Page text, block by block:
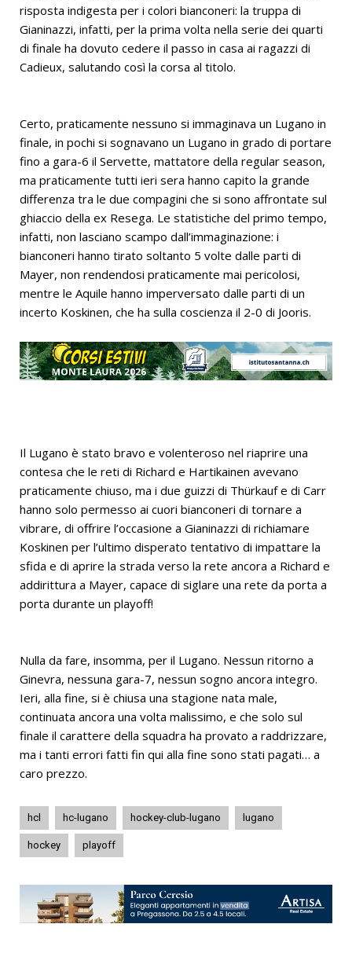
risposta indigesta per i colori bianconeri: la truppa di
Gianinazzi, infatti, per la prima volta nella serie dei quarti
di finale ha dovuto cedere il passo in casa ai ragazzi di
Cadieux, salutando così la corsa al titolo.
Certo, praticamente nessuno si immaginava un Lugano in
finale, in pochi si sognavano un Lugano in grado di portare
fino a gara-6 il Servette, mattatore della regular season,
ma praticamente tutti ieri sera hanno capito la grande
differenza tra le due compagini che si sono affrontate sul
ghiaccio della ex Resega. Le statistiche del primo tempo,
infatti, non lasciano scampo dall’immaginazione: i
bianconeri hanno tirato soltanto 5 volte dalle parti di
Mayer, non rendendosi praticamente mai pericolosi,
mentre le Aquile hanno imperversato dalle parti di un
incerto Koskinen, che ha sulla coscienza il 2-0 di Jooris.
Il Lugano è stato bravo e volenteroso nel riaprire una
contesa che le reti di Richard e Hartikainen avevano
praticamente chiuso, ma i due guizzi di Thürkauf e di Carr
hanno solo permesso ai cuori bianconeri di tornare a
vibrare, di offrire l’occasione a Gianinazzi di richiamare
Koskinen per l’ultimo disperato tentativo di impattare la
sfida e di aprire la strada verso la rete ancora a Richard e
addirittura a Mayer, capace di siglare una rete da porta a
porta durante un playoff!
Nulla da fare, insomma, per il Lugano. Nessun ritorno a
Ginevra, nessuna gara-7, nessun sogno ancora integro.
Ieri, alla fine, si è chiusa una stagione nata male,
continuata ancora una volta malissimo, e che solo sul
finale il carattere della squadra ha provato a raddrizzare,
ma i tanti errori fatti fin qui alla fine sono stati pagati… a
caro prezzo.
hcl hc-lugano hockey-club-lugano lugano
hockey playoff